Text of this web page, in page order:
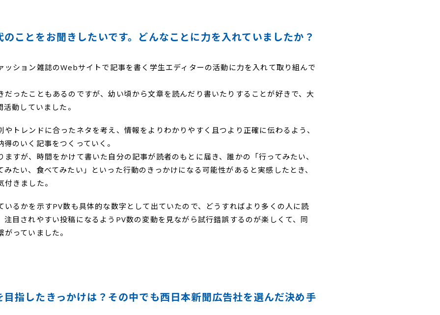
のことをお聞きしたいです。どんなことに力を入れていましたか？
ッション雑誌のWebサイトで記事を書く学生エディターの活動に力を入れて取り組んで
だったこともあるのですが、幼い頃から文章を読んだり書いたりすることが好きで、大
動していました。
やトレンドに合ったネタを考え、情報をよりわかりやすく且つより正確に伝わるよう、
のいく記事をつくっていく。
ますが、時間をかけて書いた自分の記事が読者のもとに届き、誰かの「行ってみたい、
みたい、食べてみたい」といった行動のきっかけになる可能性があると実感したとき、
きました。
いるかを示すPV数も具体的な数字として出ていたので、どうすればより多くの人に読
注目されやすい投稿になるようPV数の変動を見ながら試行錯誤するのが楽しくて、同
っていました。
目指したきっかけは？その中でも西日本新聞広告社を選んだ決め手